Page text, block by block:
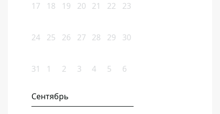
17 18 19 20 21 22 23
24 25 26 27 28 29 30
31 1 2 3 4 5 6
Сентябрь